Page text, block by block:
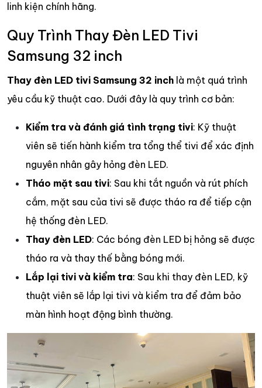
linh kiện chính hãng.
Quy Trình Thay Đèn LED Tivi
Samsung 32 inch
Thay đèn LED tivi Samsung 32 inch là một quá trình
yêu cầu kỹ thuật cao. Dưới đây là quy trình cơ bản:
Kiểm tra và đánh giá tình trạng tivi: Kỹ thuật
viên sẽ tiến hành kiểm tra tổng thể tivi để xác định
nguyên nhân gây hỏng đèn LED.
Tháo mặt sau tivi: Sau khi tắt nguồn và rút phích
cắm, mặt sau của tivi sẽ được tháo ra để tiếp cận
hệ thống đèn LED.
Thay đèn LED: Các bóng đèn LED bị hỏng sẽ được
tháo ra và thay thế bằng bóng mới.
Lắp lại tivi và kiểm tra: Sau khi thay đèn LED, kỹ
thuật viên sẽ lắp lại tivi và kiểm tra để đảm bảo
màn hình hoạt động bình thường.